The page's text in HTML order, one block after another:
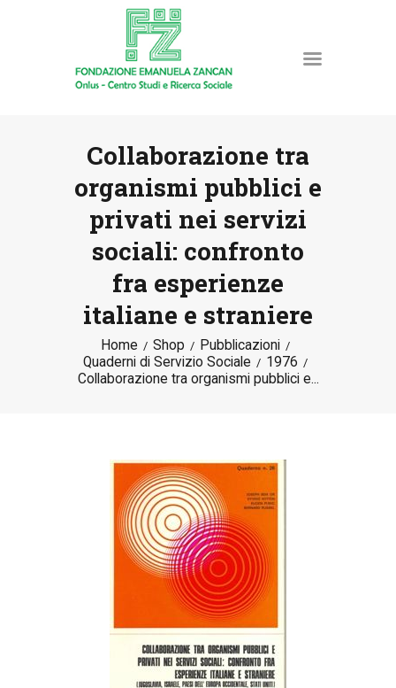
Collaborazione tra
organismi pubblici e
privati nei servizi
sociali: confronto
fra esperienze
italiane e straniere
Home Shop
Pubblicazioni
Quaderni di Servizio Sociale
1976
Collaborazione tra organismi pubblici e...
HOME
LA FONDAZIONE
ATTIVITÀ E PROGETTI
PUBBLICAZIONI
RISORSE
NEWS
DONA ORA
CONTATTI